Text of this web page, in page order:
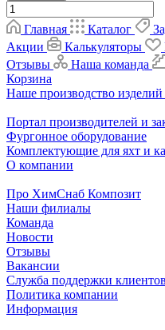
Главная Каталог
Акции
Калькуляторы
Отзывы
Наша команда
Корзина
Наше производство изделий
Портал производителей и
Фургонное оборудование
Комплектующие для яхт и
О компании
Про ХимСнаб Композит
Наши филиалы
Команда
Новости
Отзывы
Вакансии
Служба поддержки клиентов
Политика компании
Информация